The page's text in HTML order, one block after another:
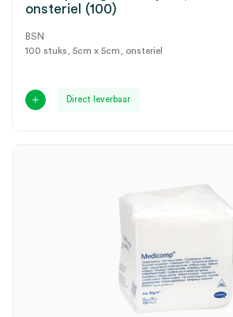
onsteriel (100)
BSN
100 stuks, 5cm x 5cm, onsteriel
Direct leverbaar